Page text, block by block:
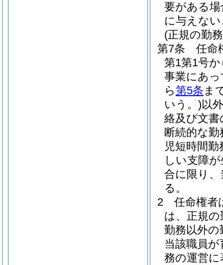
要がある
に与えな
(正規の勤
第7条
任命
第1第1号
事業にあ
ら第5条 ま
いう。)以
絡及び文
断続的な
児短時間
しい支障
合に限り
る。
2
任命権者
は、正規
勤務以外
当該職員
務の運営